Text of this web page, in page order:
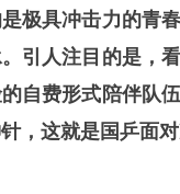
极具冲击力的青
引人注目的是，
自费形式陪伴队
，这就是国乒面